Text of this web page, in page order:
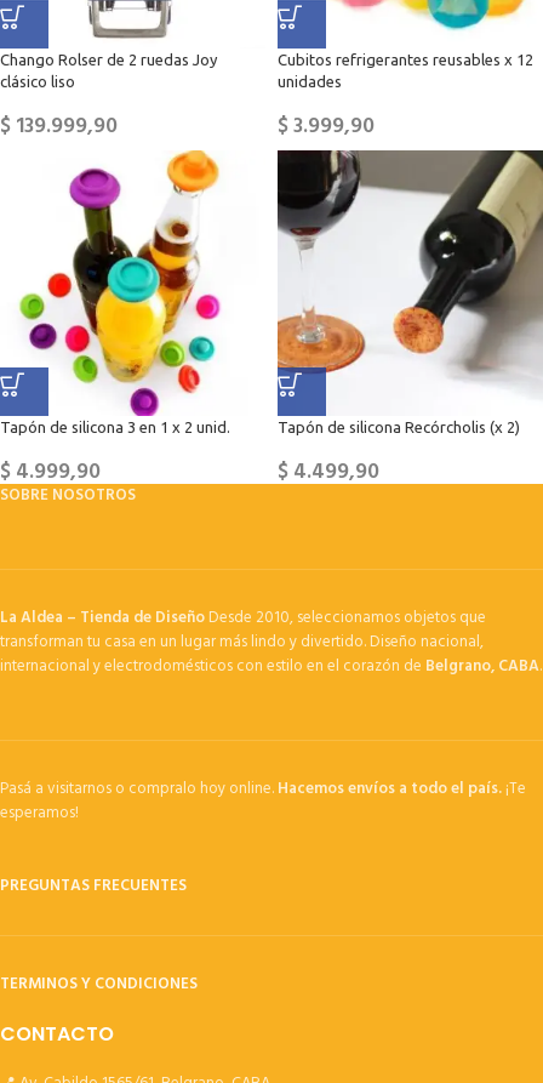
Chango Rolser de 2 ruedas Joy
clásico liso
$139.999,90
Cubitos refrigerantes reusables x 12
unidades
$3.999,90
Tapón de silicona 3 en 1 x 2 unid.
$4.999,90
Tapón de silicona Recórcholis (x 2)
$4.499,90
SOBRE NOSOTROS
La Aldea – Tienda de DiseñoDesde 2010, seleccionamos objetos que
transforman tu casa en un lugar más lindo y divertido. Diseño nacional,
internacional y electrodomésticos con estilo en el corazón de Belgrano, CABA.
Pasá a visitarnos o compralo hoy online.Hacemos envíos a todo el país.¡Te
esperamos!
PREGUNTAS FRECUENTES
TERMINOS Y CONDICIONES
CONTACTO